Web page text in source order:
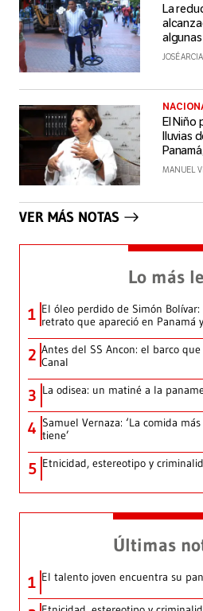
La
JOSÉ ARCIA
El Niño
lluvias
MANUEL
VER MÁS NOTAS
Lo más
1 El óleo perdido de Simón
retrato que apareció en Panamá
2 Antes del SS Ancon: el barco
Canal
3 La odisea: un matiné a la
4 Samuel Vernaza: ‘La comida
tiene’
5 Etnicidad, estereotipo y
Últimas
1 El talento joven encuentra su